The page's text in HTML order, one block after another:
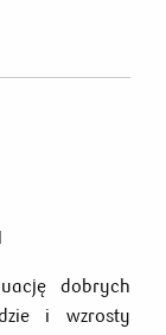
dobrych
i wzrosty